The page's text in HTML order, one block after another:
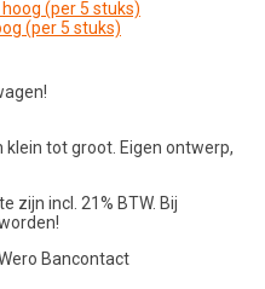
(per 5 stuks)
klein tot groot. Eigen ontwerp,
zijn incl. 21% BTW. Bij
Bancontact